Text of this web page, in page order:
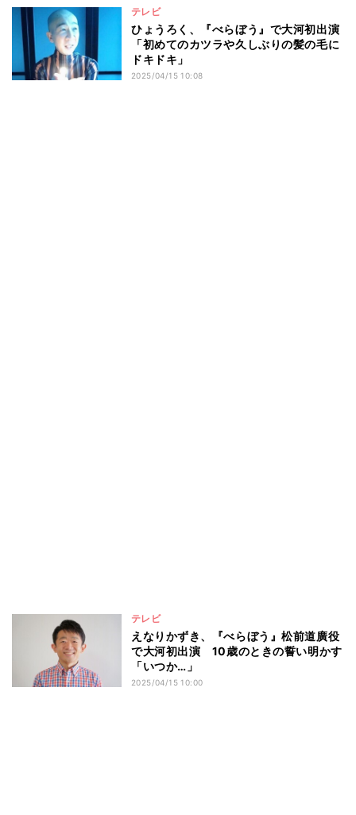
テレビ
ひょうろく、『べらぼう』で大河初出演
「初めてのカツラや久しぶりの髪の毛に
ドキドキ」
2025/04/15 10:08
テレビ
えなりかずき、『べらぼう』松前道廣役
で大河初出演 10歳のときの誓い明かす
「いつか…」
2025/04/15 10:00